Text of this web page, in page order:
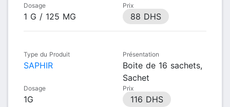
Dosage
1 G / 125 MG
Prix
88 DHS
Type du Produit
SAPHIR
Présentation
Boite de 16 sachets,
Sachet
Dosage
1G
Prix
116 DHS